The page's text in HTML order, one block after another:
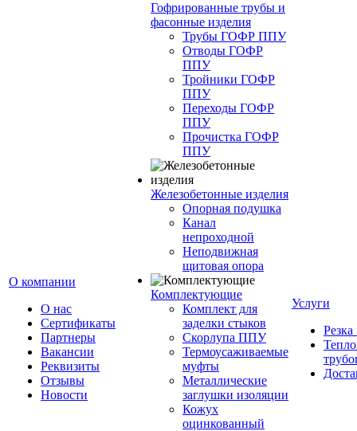
О компании
О нас
Сертификаты
Партнеры
Вакансии
Реквизиты
Отзывы
Новости
Гофрированные трубы и
фасонные изделия
Трубы ГОФР ППУ
Отводы ГОФР
ППУ
Тройники ГОФР
ППУ
Переходы ГОФР
ППУ
Прочистка ГОФР
ППУ
Железобетонные изделия
Опорная подушка
Канал
непроходной
Неподвижная
щитовая опора
Комплектующие
Комплект для
заделки стыков
Скорлупа ППУ
Термоусаживаемые
муфты
Металлические
заглушки изоляции
Кожух
оцинкованный
Услуги
Резка